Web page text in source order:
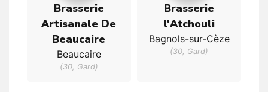
Brasserie
Artisanale De
Beaucaire
Beaucaire
(30, Gard)
Brasserie
l'Atchouli
Bagnols-sur-Cèze
(30, Gard)